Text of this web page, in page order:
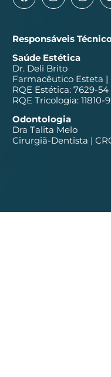
Responsáveis
Saúde Estética
Dr. Deli Brito
Farmacêutico Esteta |
RQE Estética: 7629-54
RQE Tricologia: 11810-
Odontologia
Dra Talita Melo
Cirurgiã-Dentista |